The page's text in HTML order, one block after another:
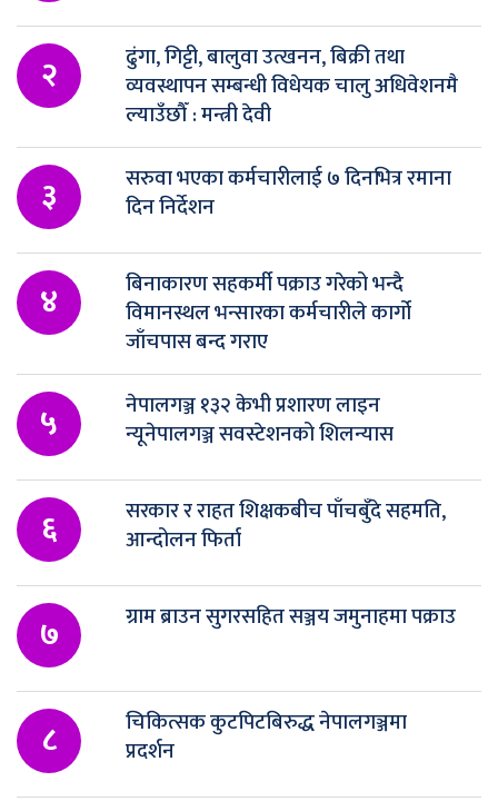
२
ढुंगा, गिट्टी, बालुवा उत्खनन, बिक्री तथा
व्यवस्थापन सम्बन्धी विधेयक चालु अधिवेशनमै
ल्याउँछौँ : मन्त्री देवी
३
सरुवा भएका कर्मचारीलाई ७ दिनभित्र रमाना
दिन निर्देशन
४
बिनाकारण सहकर्मी पक्राउ गरेको भन्दै
विमानस्थल भन्सारका कर्मचारीले कार्गो
जाँचपास बन्द गराए
५
नेपालगञ्ज १३२ केभी प्रशारण लाइन
न्यूनेपालगञ्ज सवस्टेशनको शिलन्यास
६
सरकार र राहत शिक्षकबीच पाँचबुँदे सहमति,
आन्दोलन फिर्ता
७ ग्राम ब्राउन सुगरसहित सञ्जय जमुनाहमा पक्राउ
८
चिकित्सक कुटपिटबिरुद्ध नेपालगञ्जमा
प्रदर्शन